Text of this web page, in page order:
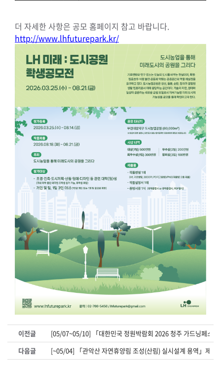
더 자세한 사항은 공모 홈페이지 참고 바랍니다.
http://www.lhfuturepark.kr/
이전글
[05/07~05/10] 「대한민국 정원박람회 2026 청주 가드닝페스
다음글
[~05/04] 「관악산 자연휴양림 조성(산림) 실시설계 용역」제안